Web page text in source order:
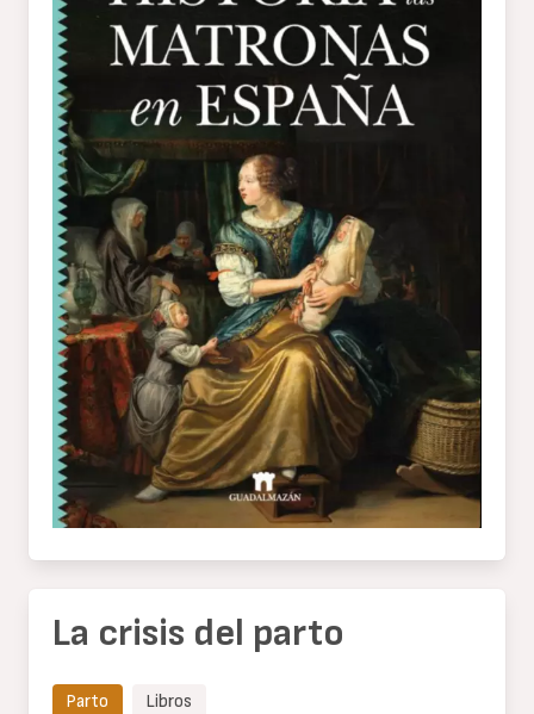
La crisis del parto
Parto Libros